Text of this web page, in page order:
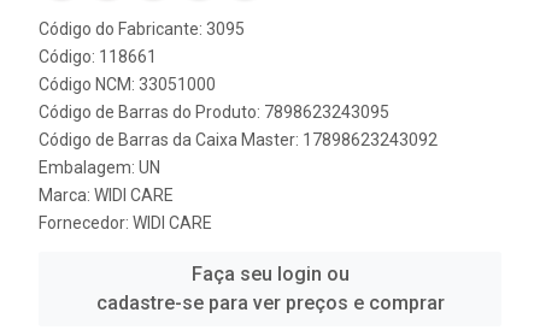
Código do Fabricante: 3095
Código: 118661
Código NCM: 33051000
Código de Barras do Produto: 7898623243095
Código de Barras da Caixa Master: 17898623243092
Embalagem: UN
Marca: WIDI CARE
Fornecedor: WIDI CARE
Faça seu login ou
cadastre-se para ver preços e comprar